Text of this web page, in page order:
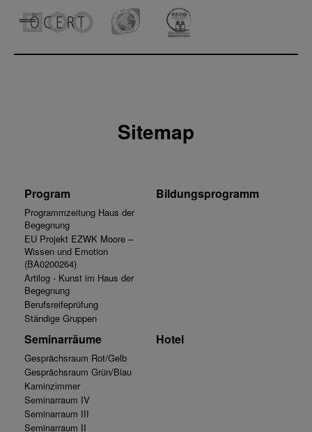
Sitemap
Program
Programmzeitung Haus der
Begegnung
EU Projekt EZWK Moore –
Wissen und Emotion
(BA0200264)
Artilog - Kunst im Haus der
Begegnung
Berufsreifeprüfung
Ständige Gruppen
Bildungsprogramm
Seminarräume
Gesprächsraum Rot/Gelb
Gesprächsraum Grün/Blau
Kaminzimmer
Seminarraum IV
Seminarraum III
Seminarraum II
Hotel